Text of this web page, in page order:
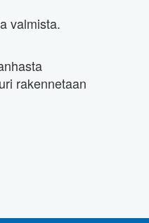
valmista.
rakennetaan